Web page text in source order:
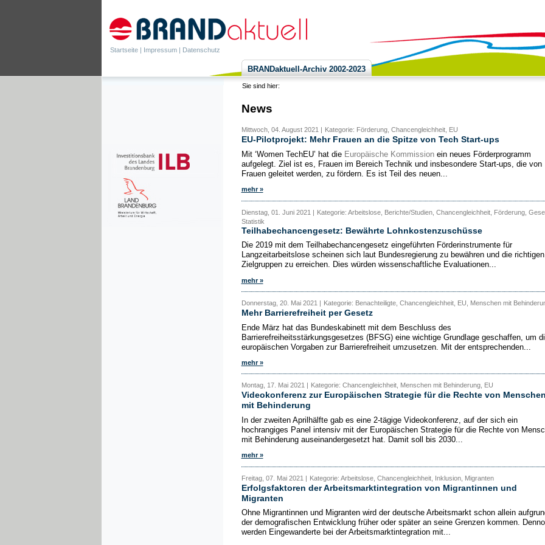
Startseite | Impressum | Datenschutz
BRANDaktuell-Archiv 2002-2023
Sie sind hier:
News
Mittwoch, 04. August 2021 | Kategorie: Förderung, Chancengleichheit, EU
EU-Pilotprojekt: Mehr Frauen an die Spitze von Tech Start-ups
Mit ‘Women TechEU’ hat die Europäische Kommissionein neues Förderprogramm
aufgelegt. Ziel ist es, Frauen im Bereich Technik und insbesondere Start-ups, die von
Frauen geleitet werden, zu fördern. Es ist Teil des neuen...
mehr »
Dienstag, 01. Juni 2021 | Kategorie: Arbeitslose, Berichte/Studien, Chancengleichheit, Förderung,
Statistik
Teilhabechancengesetz: Bewährte Lohnkostenzuschüsse
Die 2019 mit dem Teilhabechancengesetz eingeführten Förderinstrumente für
Langzeitarbeitslose scheinen sich laut Bundesregierung zu bewähren und die richtigen
Zielgruppen zu erreichen. Dies würden wissenschaftliche Evaluationen...
mehr »
Donnerstag, 20. Mai 2021 | Kategorie: Benachteiligte, Chancengleichheit, EU, Menschen mit
Mehr Barrierefreiheit per Gesetz
Ende März hat das Bundeskabinett mit dem Beschluss des
Barrierefreiheitsstärkungsgesetzes (BFSG) eine wichtige Grundlage geschaffen, um
europäischen Vorgaben zur Barrierefreiheit umzusetzen. Mit der entsprechenden...
mehr »
Montag, 17. Mai 2021 | Kategorie: Chancengleichheit, Menschen mit Behinderung, EU
Videokonferenz zur Europäischen Strategie für die Rechte von Menschen
mit Behinderung
In der zweiten Aprilhälfte gab es eine 2-tägige Videokonferenz, auf der sich ein
hochrangiges Panel intensiv mit der Europäischen Strategie für die Rechte von
mit Behinderung auseinandergesetzt hat. Damit soll bis 2030...
mehr »
Freitag, 07. Mai 2021 | Kategorie: Arbeitslose, Chancengleichheit, Inklusion, Migranten
Erfolgsfaktoren der Arbeitsmarktintegration von Migrantinnen und
Migranten
Ohne Migrantinnen und Migranten wird der deutsche Arbeitsmarkt schon allein
der demografischen Entwicklung früher oder später an seine Grenzen kommen.
werden Eingewanderte bei der Arbeitsmarktintegration mit...